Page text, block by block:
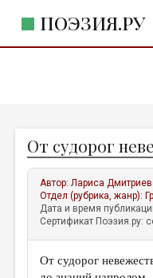
ПОЭЗИЯ.РУ
ЖАНРЫ
АВТОРЫ
КОММЕНТАРИИ
ЛИТСАЛОН
НОВОСТИ
От судорог
Автор:Лариса
Отдел (рубрика, жанр):
Дата и время
Сертификат Поэзия.ру:
От судорог